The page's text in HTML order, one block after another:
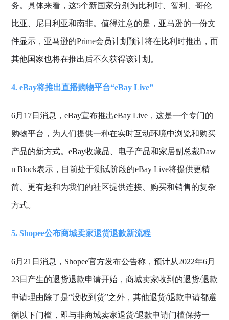
务。具体来看，这5个新国家分别为比利时、智利、哥伦
比亚、尼日利亚和南非。值得注意的是，亚马逊的一份文
件显示，亚马逊的Prime会员计划预计将在比利时推出，而
其他国家也将在推出后不久获得该计划。
4. eBay将推出直播购物平台“eBay Live”
6月17日消息，eBay宣布推出eBay Live，这是一个专门的
购物平台，为人们提供一种在实时互动环境中浏览和购买
产品的新方式。eBay收藏品、电子产品和家居副总裁Daw
n Block表示，目前处于测试阶段的eBay Live将提供更精
简、更有趣和为我们的社区提供连接、购买和销售的复杂
方式。
5. Shopee公布商城卖家退货退款新流程
6月21日消息，Shopee官方发布公告称，预计从2022年6月
23日产生的退货退款申请开始，商城卖家收到的退货/退款
申请理由除了是“没收到货”之外，其他退货/退款申请都遵
循以下门槛，即与非商城卖家退货/退款申请门槛保持一